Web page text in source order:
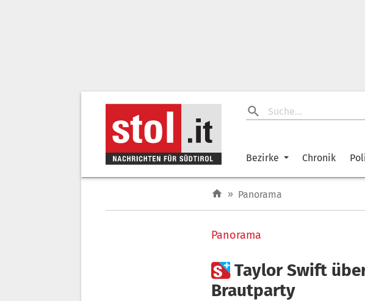
Bezirke Chronik
» Panorama
Panorama
Taylor Swift
Brautparty